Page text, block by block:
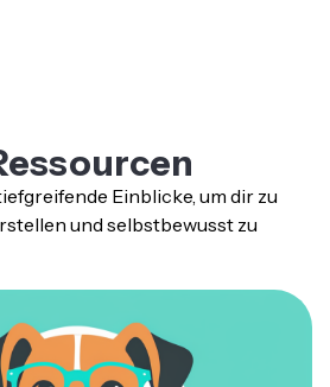
Einblicke, um dir zu
und selbstbewusst zu